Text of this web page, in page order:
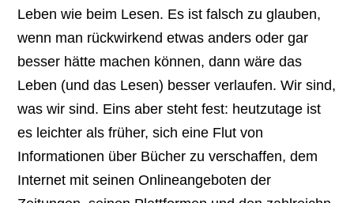
Leben wie beim Lesen. Es ist falsch zu glauben,
wenn man rückwirkend etwas anders oder gar
besser hätte machen können, dann wäre das
Leben (und das Lesen) besser verlaufen. Wir sind,
was wir sind. Eins aber steht fest: heutzutage ist
es leichter als früher, sich eine Flut von
Informationen über Bücher zu verschaffen, dem
Internet mit seinen Onlineangeboten der